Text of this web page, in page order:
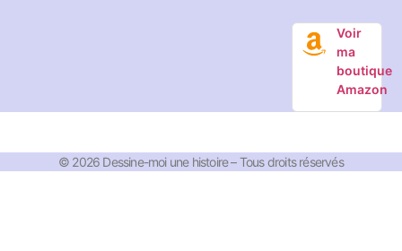
Voir
ma
boutique
Amazon
© 2026 Dessine-moi une histoire – Tous droits réservés